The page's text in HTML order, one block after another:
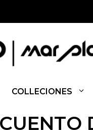
COLLECIONES